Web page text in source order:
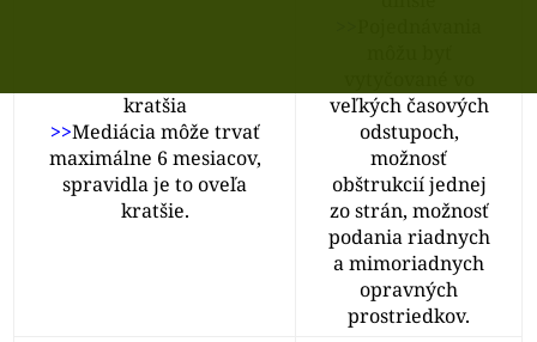
kratšia
>>Mediácia môže trvať
maximálne 6 mesiacov,
spravidla je to oveľa
kratšie.
veľkých časových
odstupoch,
možnosť
obštrukcií jednej
zo strán, možnosť
podania riadnych
a mimoriadnych
opravných
prostriedkov.